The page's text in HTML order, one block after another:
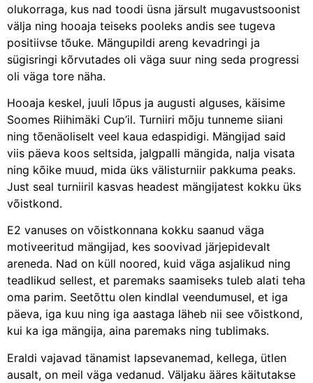
olukorraga, kus nad toodi üsna järsult mugavustsoonist
välja ning hooaja teiseks pooleks andis see tugeva
positiivse tõuke. Mängupildi areng kevadringi ja
sügisringi kõrvutades oli väga suur ning seda progressi
oli väga tore näha.
Hooaja keskel, juuli lõpus ja augusti alguses, käisime
Soomes Riihimäki Cup’il. Turniiri mõju tunneme siiani
ning tõenäoliselt veel kaua edaspidigi. Mängijad said
viis päeva koos seltsida, jalgpalli mängida, nalja visata
ning kõike muud, mida üks välisturniir pakkuma peaks.
Just seal turniiril kasvas headest mängijatest kokku üks
võistkond.
E2 vanuses on võistkonnana kokku saanud väga
motiveeritud mängijad, kes soovivad järjepidevalt
areneda. Nad on küll noored, kuid väga asjalikud ning
teadlikud sellest, et paremaks saamiseks tuleb alati teha
oma parim. Seetõttu olen kindlal veendumusel, et iga
päeva, iga kuu ning iga aastaga läheb nii see võistkond,
kui ka iga mängija, aina paremaks ning tublimaks.
Eraldi vajavad tänamist lapsevanemad, kellega, ütlen
ausalt, on meil väga vedanud. Väljaku ääres käitutakse